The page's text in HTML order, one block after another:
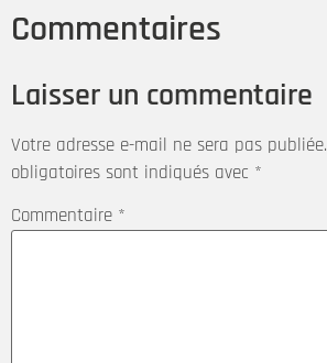
Commentaires
Laisser un commentaire
Votre adresse e-mail ne sera pas publiée.
obligatoires sont indiqués avec *
Commentaire *